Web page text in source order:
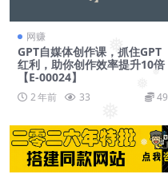
❅
❅
❅
网赚
GPT自媒体创作课，抓住GPT
红利，助你创作效率提升10倍
【E-00024】
2 年前 33 49